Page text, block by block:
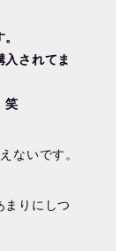
されてま
笑
ないです。
まりにしつ